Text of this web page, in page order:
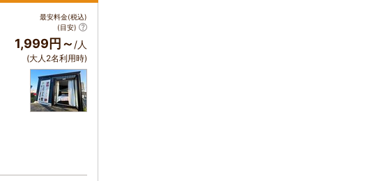
最安料金(税込)
(目安)
1,999円～ /人
(大人2名利用時)